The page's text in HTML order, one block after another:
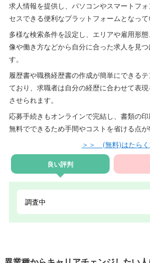
求人情報を提供し、パソコンやスマートフ
セスできる便利なプラットフォームとなって
多様な検索条件を設定し、エリアや雇用形
像や働き方などから自分に合った求人を見
す。
履歴書や職務経歴書の作成が簡単にできる
ており、求職者は自分の経歴に合わせて表
させられます。
応募手続きもオンラインで完結し、書類の
無料でできるため手間やコストを省ける点が
＞＞ (無料)はたら
良い評判
調査中